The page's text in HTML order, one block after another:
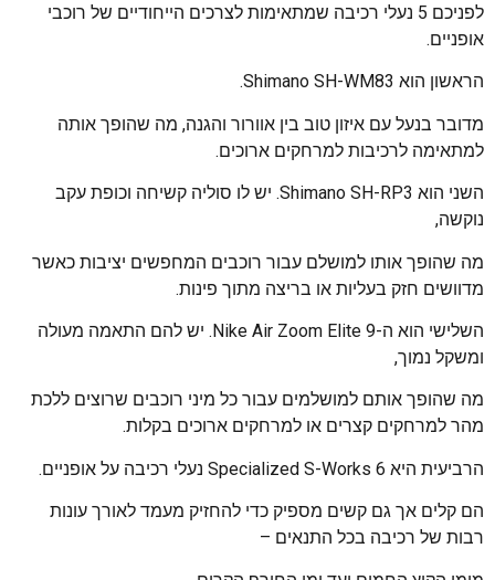
לפניכם 5 נעלי רכיבה שמתאימות לצרכים הייחודיים של רוכבי
אופניים.
הראשון הוא Shimano SH-WM83.
מדובר בנעל עם איזון טוב בין אוורור והגנה, מה שהופך אותה
למתאימה לרכיבות למרחקים ארוכים.
השני הוא Shimano SH-RP3. יש לו סוליה קשיחה וכופת עקב
נוקשה,
מה שהופך אותו למושלם עבור רוכבים המחפשים יציבות כאשר
מדוושים חזק בעליות או בריצה מתוך פינות.
השלישי הוא ה-Nike Air Zoom Elite 9. יש להם התאמה מעולה
ומשקל נמוך,
מה שהופך אותם למושלמים עבור כל מיני רוכבים שרוצים ללכת
מהר למרחקים קצרים או למרחקים ארוכים בקלות.
הרביעית היא Specialized S-Works 6 נעלי רכיבה על אופניים.
הם קלים אך גם קשים מספיק כדי להחזיק מעמד לאורך עונות
רבות של רכיבה בכל התנאים –